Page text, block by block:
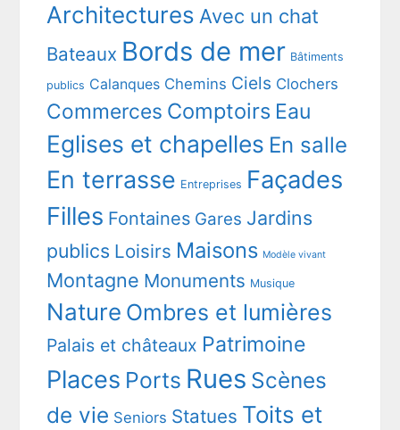
Architectures Avec un chat
Bateaux Bords de mer Bâtiments
publics Calanques Chemins Ciels Clochers
Commerces Comptoirs Eau
Eglises et chapelles En salle
En terrasse Entreprises Façades
Filles Fontaines Gares Jardins
publics Loisirs Maisons Modèle vivant
Montagne Monuments Musique
Nature Ombres et lumières
Palais et châteaux Patrimoine
Places Ports Rues Scènes
de vie Seniors Statues Toits et